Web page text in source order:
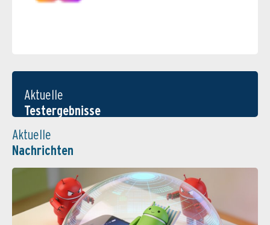
Aktuelle
Testergebnisse
Aktuelle
Nachrichten